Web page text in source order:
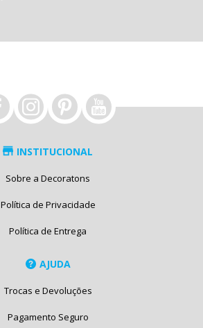
INSTITUCIONAL
Sobre a Decoratons
Política de Privacidade
Política de Entrega
AJUDA
Trocas e Devoluções
Pagamento Seguro